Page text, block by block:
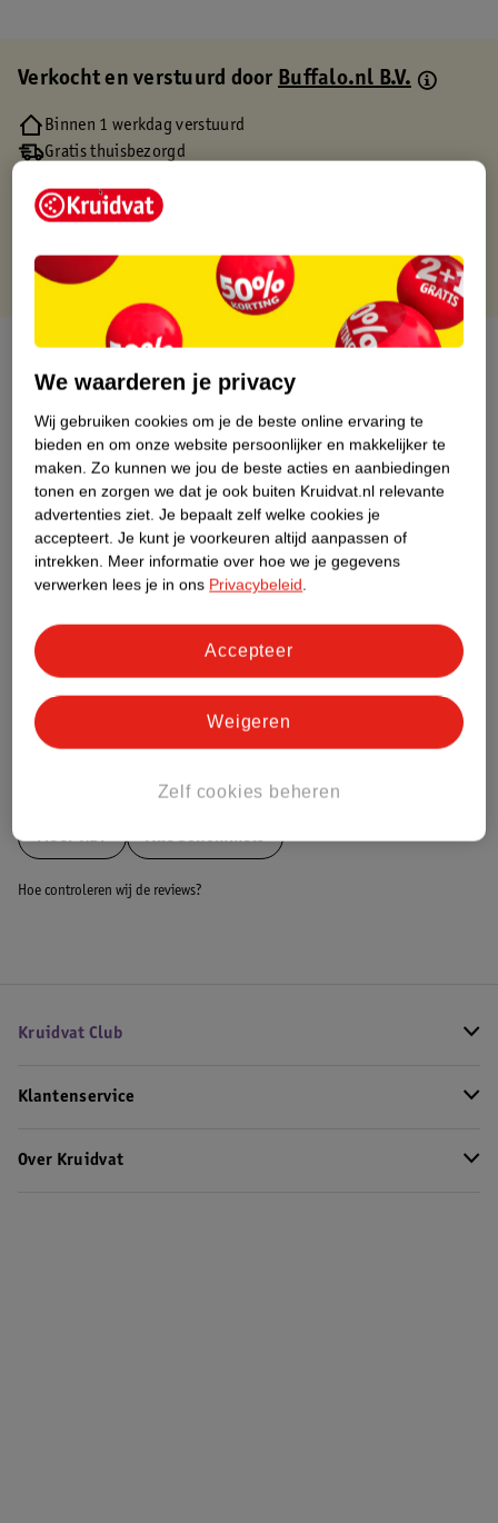
Verkocht en verstuurd doorBuffalo.nl B.V.
Binnen 1 werkdag verstuurd
Gratis thuisbezorgd
Gratis punten met je Kruidvat kaart
Over dit product
Etiketinformatie
Nature Impact Score
Dit product heeft (nog) geen Nature
Impact Score.
Bestel & Bezorginformatie
MeerKBT Alle Schommels
Hoe controleren wij de reviews?
Kruidvat Club
Klantenservice
Over Kruidvat
We waarderen je privacy
Wij gebruiken cookies om je de beste online ervaring te
bieden en om onze website persoonlijker en makkelijker te
maken. Zo kunnen we jou de beste acties en aanbiedingen
tonen en zorgen we dat je ook buiten Kruidvat.nl relevante
advertenties ziet. Je bepaalt zelf welke cookies je
accepteert. Je kunt je voorkeuren altijd aanpassen of
intrekken. Meer informatie over hoe we je gegevens
verwerken lees je in ons Privacybeleid.
Zelf cookies beheren
Weigeren
Accepteer